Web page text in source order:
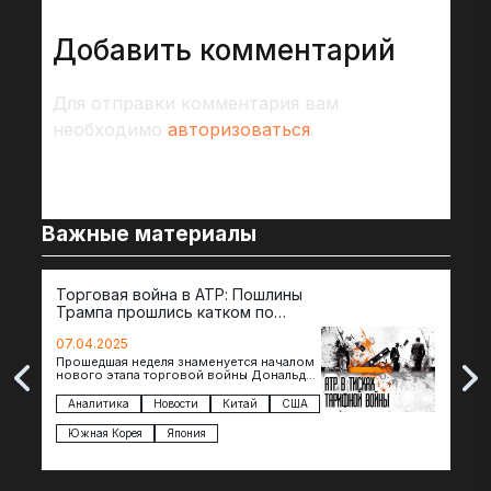
Добавить комментарий
Для отправки комментария вам
необходимо авторизоваться.
Важные материалы
Торговая война в АТР: Пошлины
Трампа прошлись катком по
07.04.2025
Прошедшая неделя знаменуется началом
нового этапа торговой войны Дональда
импорта из более 100 стран…
Аналитика Новости Китай США
Южная Корея Япония
The